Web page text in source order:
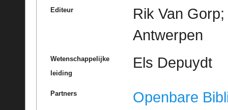
Editeur
Rik Van
Antwerpen
Wetenschappelijke
leiding
Els Depuydt
Partners
Openbare